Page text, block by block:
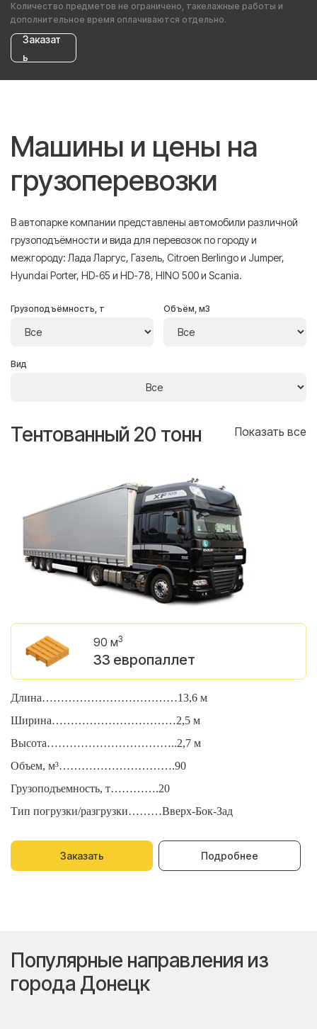
Количество предметов не ограничено, такелажные работы и
дополнительное время оплачиваются отдельно.
Заказат
ь
Машины и цены на
грузоперевозки
В автопарке компании представлены автомобили различной
грузоподъёмности и вида для перевозок по городу и
межгороду: Лада Ларгус, Газель, Citroen Berlingo и Jumper,
Hyundai Porter, HD-65 и HD-78, HINO 500 и Scania.
Грузоподъёмность, т Объём, м3
Вид
Тентованный 20 тонн Показать все
90 м3
33 европаллет
Длина………………………………13,6 м
Ширина……………………………2,5 м
Высота……………………………..2,7 м
Объем, м³………………………….90
Грузоподъемность, т………….20
Тип погрузки/разгрузки………Вверх-Бок-Зад
Заказать Подробнее
Популярные направления из
города Донецк